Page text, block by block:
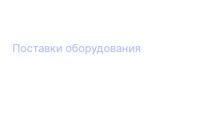
Поставки оборудования